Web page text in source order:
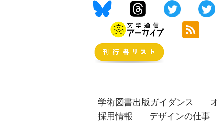
学術図書出版ガイダンス
採用情報
デザインの仕事